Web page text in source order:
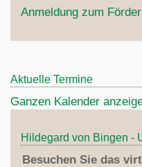
Psychotherapie
Von den Winden
Apotheose
Zweite Vision
Literatur
Anmeldung zum
Aktuelle Termine
Ganzen Kalender
Hildegard von Bingen -
Besuchen Sie das